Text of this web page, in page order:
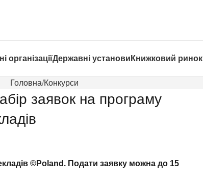
організаціїДержавні установи Книжковий ринок
Головна Конкурси
заявок на програму
©Poland. Подати заявку можна до 15